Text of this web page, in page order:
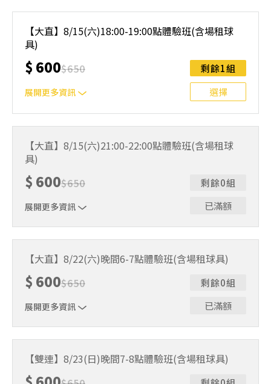
制。歡迎邀請親友一同報名參加，享受團體運動樂趣！ 如
人數未達開班門檻，或因天候不佳無法如期舉行，POA將視
情況安排延期或併班處理。 ⚠️ 報名完成後，如因天候因素
無法上課，僅提供課程延期選項，恕不退費，請參閱【報名
與課程異動規則】。報名後視為您已同意上述規則。
【大直】8/15(六)18:00-19:00點體驗班(含場租球
具)
$ 600$650
展開更多資訊
剩餘1組
選擇
制。歡迎邀請親友一同報名參加，享受團體運動樂趣！ 如
人數未達開班門檻，或因天候不佳無法如期舉行，POA將視
情況安排延期或併班處理。 ⚠️ 報名完成後，如因天候因素
無法上課，僅提供課程延期選項，恕不退費，請參閱【報名
與課程異動規則】。報名後視為您已同意上述規則。
【大直】8/15(六)21:00-22:00點體驗班(含場租球
具)
$ 600$650
展開更多資訊
剩餘0組
已滿額
制。歡迎邀請親友一同報名參加，享受團體運動樂趣！ 如
人數未達開班門檻，或因天候不佳無法如期舉行，POA將視
情況安排延期或併班處理。 ⚠️ 報名完成後，如因天候因素
無法上課，僅提供課程延期選項，恕不退費，請參閱【報名
與課程異動規則】。報名後視為您已同意上述規則。
【大直】8/22(六)晚間6-7點體驗班(含場租球具)
$ 600$650
展開更多資訊
剩餘0組
已滿額
制。歡迎邀請親友一同報名參加，享受團體運動樂趣！ 如
人數未達開班門檻，或因天候不佳無法如期舉行，POA將視
情況安排延期或併班處理。 ⚠️ 報名完成後，如因天候因素
【雙連】8/23(日)晚間7-8點體驗班(含場租球具)